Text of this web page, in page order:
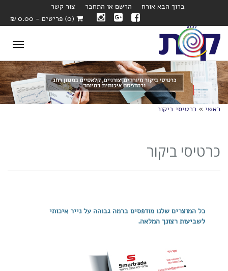
ברוך הבא אורח הרשם או התחבר
צור קשר
(0) פריטים - 0.00 ₪
ראשי » כרטיסי ביקור
כרטיסי ביקור
כל המוצרים שלנו מודפסים ברמה גבוהה על נייר איכותי
לשביעות רצונך המלאה.